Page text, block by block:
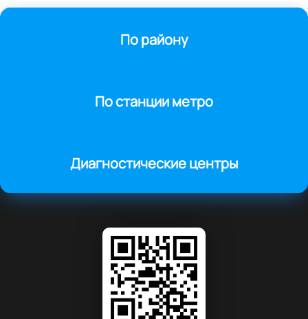
По району
По станции метро
Диагностические центры